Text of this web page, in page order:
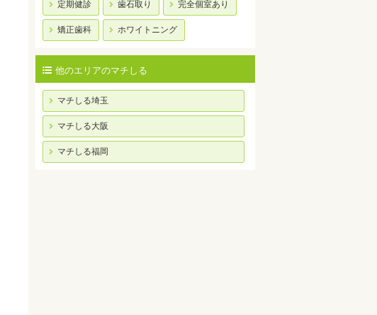
定期健診 歯石取り 完全個室あり
矯正歯科 ホワイトニング
他のエリアのマチしる
マチしる埼玉
マチしる大阪
マチしる福岡